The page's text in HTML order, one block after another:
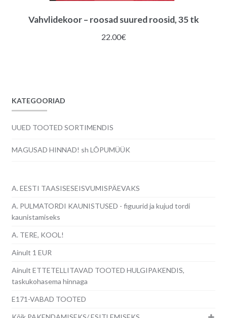
Vahvlidekoor – roosad suured roosid, 35 tk
22.00€
KATEGOORIAD
UUED TOOTED SORTIMENDIS
MAGUSAD HINNAD! sh LÕPUMÜÜK
A. EESTI TAASISESEISVUMISPÄEVAKS
A. PULMATORDI KAUNISTUSED - figuurid ja kujud tordi
kaunistamiseks
A. TERE, KOOL!
Ainult 1 EUR
Ainult ETTETELLITAVAD TOOTED HULGIPAKENDIS,
taskukohasema hinnaga
E171-VABAD TOOTED